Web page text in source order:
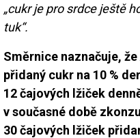
„cukr je pro srdce ještě
tuk“.
Směrnice naznačuje,
přidaný cukr na 10 %
12 čajových lžiček
v současné době
30 čajových lžiček